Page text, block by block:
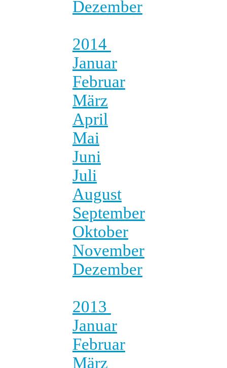
Dezember
2014
Januar
Februar
März
April
Mai
Juni
Juli
August
September
Oktober
November
Dezember
2013
Januar
Februar
März